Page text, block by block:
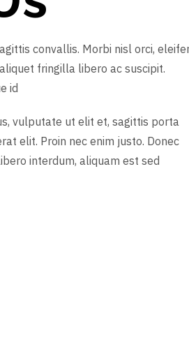
convallis. Morbi nisl orci,
fringilla libero ac suscipit.
id
vulputate ut elit et, sagittis porta
elit. Proin nec enim justo. Donec
interdum, aliquam est sed